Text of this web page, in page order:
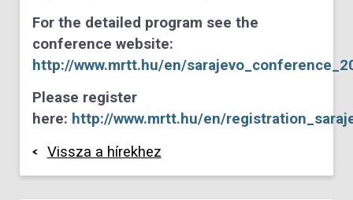
For the detailed program see the
conference website:
http://www.mrtt.hu/en/
Please register
here: http://www.mrtt.hu/en/
Vissza a hírekhez